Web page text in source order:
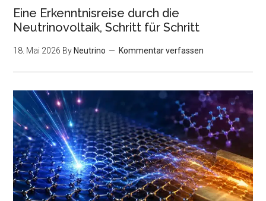
Eine Erkenntnisreise durch die
Neutrinovoltaik, Schritt für Schritt
18. Mai 2026 By Neutrino Kommentar verfassen